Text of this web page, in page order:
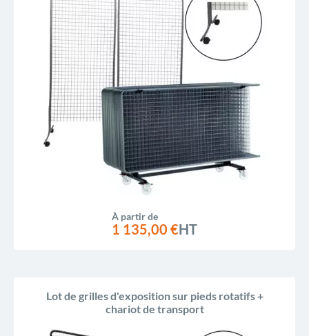
À partir de
1 135,00 €HT
Lot de grilles d'exposition sur pieds rotatifs +
chariot de transport